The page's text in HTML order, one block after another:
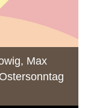
Max